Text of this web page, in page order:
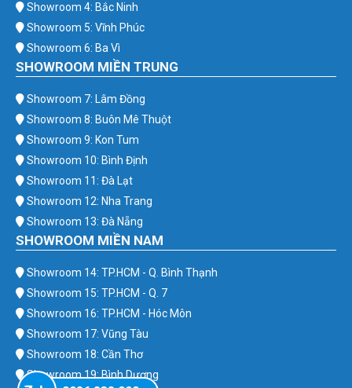
Showroom 4: Bắc Ninh
Showroom 5: Vĩnh Phúc
Showroom 6: Ba Vì
SHOWROOM MIỀN TRUNG
Showroom 7: Lâm Đồng
Showroom 8: Buôn Mê Thuột
Showroom 9: Kon Tum
Showroom 10: Bình Định
Showroom 11: Đà Lạt
Showroom 12: Nha Trang
Showroom 13: Đà Nẵng
SHOWROOM MIỀN NAM
Showroom 14: TP.HCM - Q. Bình Thạnh
Showroom 15: TP.HCM - Q. 7
Showroom 16: TP.HCM - Hóc Môn
Showroom 17: Vũng Tàu
Showroom 18: Cần Thơ
Showroom 19: Bình Dương